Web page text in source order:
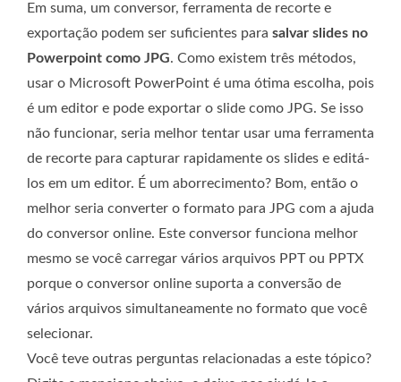
Em suma, um conversor, ferramenta de recorte e
exportação podem ser suficientes para salvar slides no
Powerpoint como JPG. Como existem três métodos,
usar o Microsoft PowerPoint é uma ótima escolha, pois
é um editor e pode exportar o slide como JPG. Se isso
não funcionar, seria melhor tentar usar uma ferramenta
de recorte para capturar rapidamente os slides e editá-
los em um editor. É um aborrecimento? Bom, então o
melhor seria converter o formato para JPG com a ajuda
do conversor online. Este conversor funciona melhor
mesmo se você carregar vários arquivos PPT ou PPTX
porque o conversor online suporta a conversão de
vários arquivos simultaneamente no formato que você
selecionar.
Você teve outras perguntas relacionadas a este tópico?